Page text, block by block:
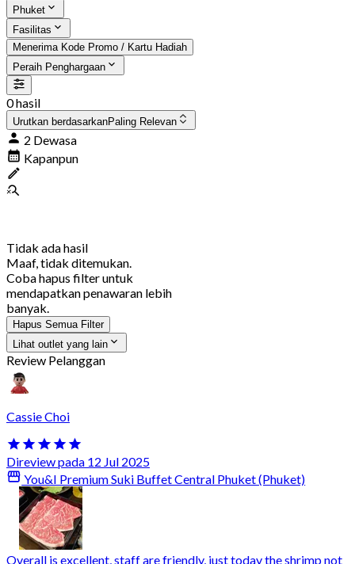
Phuket
Fasilitas
Menerima Kode Promo / Kartu Hadiah
Peraih Penghargaan
0 hasil
Urutkan berdasarkanPaling Relevan
2 Dewasa
Kapanpun
Tidak ada hasil
Maaf, tidak ditemukan.
Coba hapus filter untuk
mendapatkan penawaran lebih
banyak.
Hapus Semua Filter
Lihat outlet yang lain
Review Pelanggan
Cassie Choi
Direview pada 12 Jul 2025
You&I Premium Suki Buffet Central Phuket (Phuket)
Overall is excellent, staff are friendly, just today the shrimp not